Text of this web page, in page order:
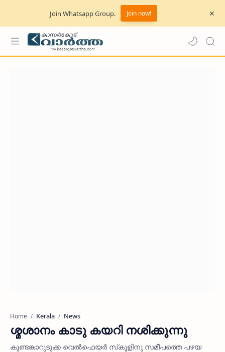
Join Whatsapp Group. Join now!
Home Kerala News
ശ്മശാനം കാടു കയറി നശിക്കുന്നു
കുണ്ടങ്കാറുടുക്ക വെല്‍ഫെയര്‍ സ്‌കൂളിനു സമീപത്തെ പഴയ